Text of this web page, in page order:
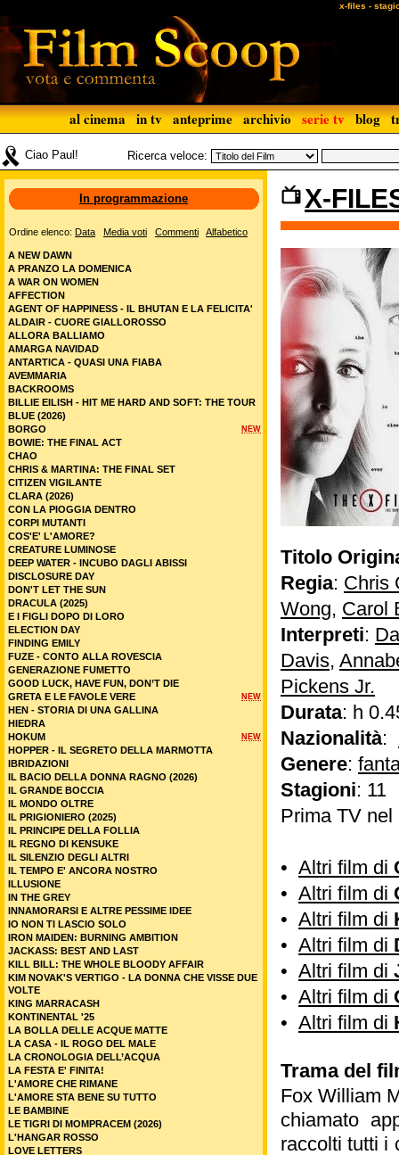
x-files -
al cinema in tv anteprime archivio serie tv blog
Ciao Paul! Ricerca veloce:
X-
Titolo
Regia: Chris
Wong, Carol
Interpreti:
Davis,
Pickens Jr.
Durata: h
Nazionalità:
Genere:
Stagioni: 11
Prima TV
• Altri film di
• Altri film di
• Altri film di
• Altri film di
• Altri film di
• Altri film di
• Altri film di
Trama del
Fox William
chiamato
raccolti tutti i
In programmazione
Ordine elenco: Data Media voti Commenti Alfabetico
A NEW DAWN
A PRANZO LA DOMENICA
A WAR ON WOMEN
AFFECTION
AGENT OF HAPPINESS - IL BHUTAN E LA FELICITA'
ALDAIR - CUORE GIALLOROSSO
ALLORA BALLIAMO
AMARGA NAVIDAD
ANTARTICA - QUASI UNA FIABA
AVEMMARIA
BACKROOMS
BILLIE EILISH - HIT ME HARD AND SOFT: THE TOUR
BLUE (2026)
NEW
BORGO
BOWIE: THE FINAL ACT
CHAO
CHRIS & MARTINA: THE FINAL SET
CITIZEN VIGILANTE
CLARA (2026)
CON LA PIOGGIA DENTRO
CORPI MUTANTI
COS'E' L'AMORE?
CREATURE LUMINOSE
DEEP WATER - INCUBO DAGLI ABISSI
DISCLOSURE DAY
DON'T LET THE SUN
DRACULA (2025)
E I FIGLI DOPO DI LORO
ELECTION DAY
FINDING EMILY
FUZE - CONTO ALLA ROVESCIA
GENERAZIONE FUMETTO
GOOD LUCK, HAVE FUN, DON’T DIE
NEW
GRETA E LE FAVOLE VERE
HEN - STORIA DI UNA GALLINA
HIEDRA
NEW
HOKUM
HOPPER - IL SEGRETO DELLA MARMOTTA
IBRIDAZIONI
IL BACIO DELLA DONNA RAGNO (2026)
IL GRANDE BOCCIA
IL MONDO OLTRE
IL PRIGIONIERO (2025)
IL PRINCIPE DELLA FOLLIA
IL REGNO DI KENSUKE
IL SILENZIO DEGLI ALTRI
IL TEMPO E' ANCORA NOSTRO
ILLUSIONE
IN THE GREY
INNAMORARSI E ALTRE PESSIME IDEE
IO NON TI LASCIO SOLO
IRON MAIDEN: BURNING AMBITION
JACKASS: BEST AND LAST
KILL BILL: THE WHOLE BLOODY AFFAIR
KIM NOVAK'S VERTIGO - LA DONNA CHE VISSE DUE
VOLTE
KING MARRACASH
KONTINENTAL '25
LA BOLLA DELLE ACQUE MATTE
LA CASA - IL ROGO DEL MALE
LA CRONOLOGIA DELL’ACQUA
LA FESTA E' FINITA!
L'AMORE CHE RIMANE
L'AMORE STA BENE SU TUTTO
LE BAMBINE
LE TIGRI DI MOMPRACEM (2026)
L'HANGAR ROSSO
LOVE LETTERS